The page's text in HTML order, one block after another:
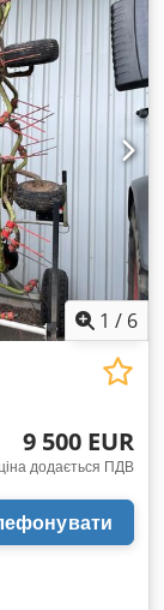
1 / 6
9 500 EUR
додається ПДВ